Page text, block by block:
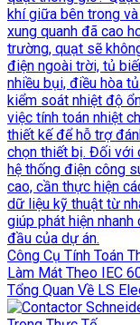
Công Cụ Tính Toán
Làm Mát Theo IEC
Tổng Quan Về LS